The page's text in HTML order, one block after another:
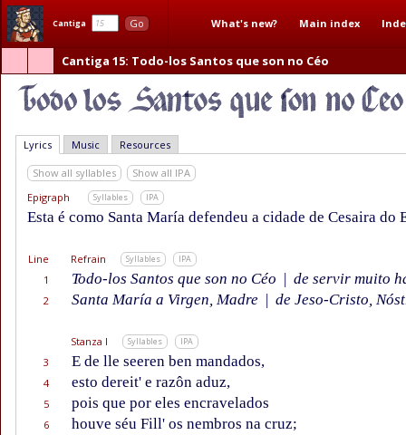
Cantiga Go What's new? Main index
Cantiga 15: Todo-los Santos que son no Céo
Lyrics Music Resources
Show all syllables
Show all IPA
Epigraph
Syllables IPA
Esta é como Santa María defendeu a cidade de Cesaira do
Line Refrain Syllables IPA
1 Todo-los Santos que son no Céo | de servir muito
2 Santa María a Virgen, Madre | de Jeso-Cristo,
Stanza I Syllables IPA
3 E de lle seeren ben mandados,
4 esto dereit' e razôn aduz,
5 pois que por eles encravelados
6 houve séu Fill' os nembros na cruz;